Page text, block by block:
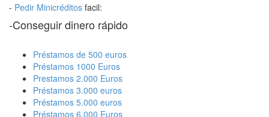
- Pedir Minicréditos facil:
-Conseguir dinero rápido
Préstamos de 500 euros
Préstamos 1000 Euros
Prestamos 2.000 Euros
Préstamos 3.000 euros
Préstamos 5.000 euros
Préstamos 6.000 Euros